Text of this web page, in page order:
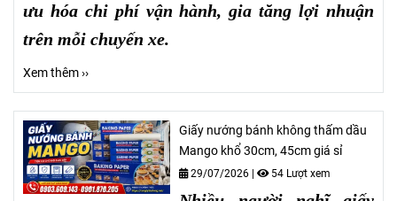
ưu hóa chi phí vận hành, gia tăng lợi nhuận
trên mỗi chuyến xe.
Xem thêm ››
Giấy nướng bánh không thấm dầu
Mango khổ 30cm, 45cm giá sỉ
29/07/2026 | 54 Lượt xem